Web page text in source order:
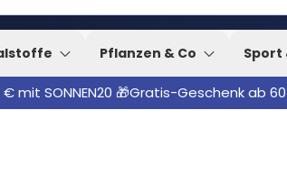
Pflanzen & Co Sport
mit SONNEN20 🎁Gratis-Geschenk ab